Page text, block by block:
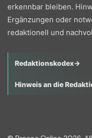
erkennbar bleiben.
Ergänzungen oder
redaktionell und
Redaktionskodex→
Hinweis an die